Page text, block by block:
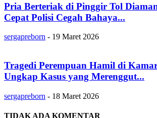
Pria Berteriak di Pinggir Tol
Cepat Polisi Cegah Bahaya...
sergapreborn - 19 Maret 2026
Tragedi Perempuan Hamil di
Ungkap Kasus yang Merenggut...
sergapreborn - 18 Maret 2026
TIDAK ADA KOMENTAR